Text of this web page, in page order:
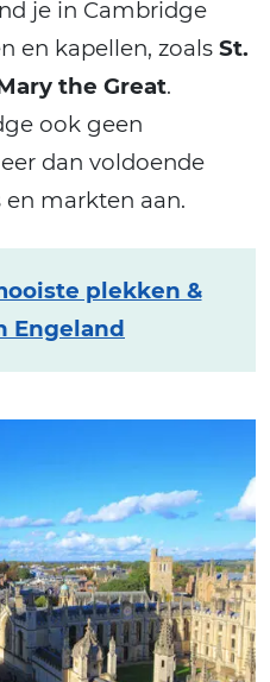
je in Cambridge
en kapellen, zoals St.
the Great.
ook geen
dan voldoende
markten aan.
plekken &
Engeland